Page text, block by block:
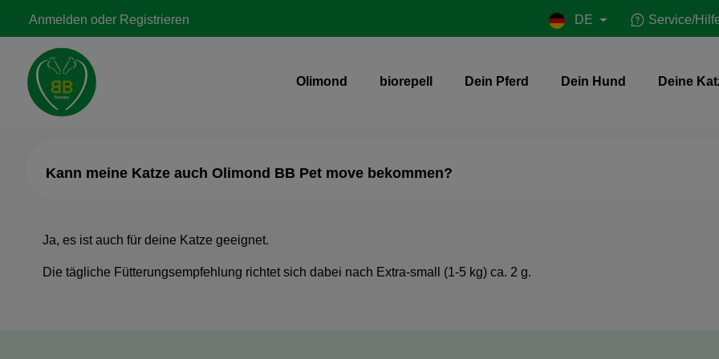
Hauptnavigation springen
Anmelden oder Registrieren DE Service/
Olimond biorepell Dein Pferd Dein Hund Deine
Kann meine Katze auch Olimond BB Pet move bekommen?
Ja, es ist auch für deine Katze geeignet.
Die tägliche Fütterungsempfehlung richtet sich dabei nach Extra-small (1-5 kg) ca. 2 g.